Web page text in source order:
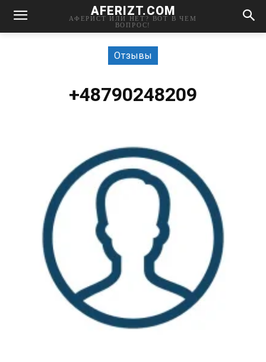
AFERIZT.COM
АФЕРИСТ ИЛИ НЕТ? ВОТ В ЧЕМ
ВОПРОС!
Отзывы
+48790248209